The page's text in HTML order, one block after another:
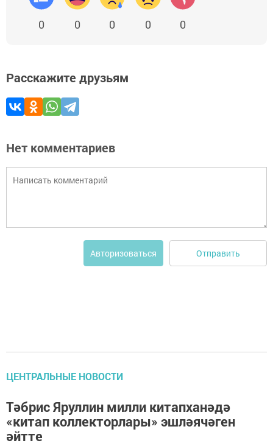
0 0 0 0 0
Расскажите друзьям
Нет комментариев
Авторизоваться Отправить
ЦЕНТРАЛЬНЫЕ НОВОСТИ
Тәбрис Яруллин милли китапханәдә
«китап коллекторлары» эшләячәген
әйтте